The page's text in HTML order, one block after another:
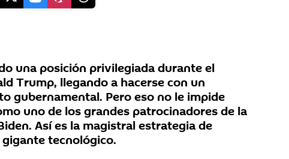
una posición privilegiada durante el
Trump, llegando a hacerse con un
gubernamental. Pero eso no le impide
uno de los grandes patrocinadores de la
Así es la magistral estrategia de
tecnológico.